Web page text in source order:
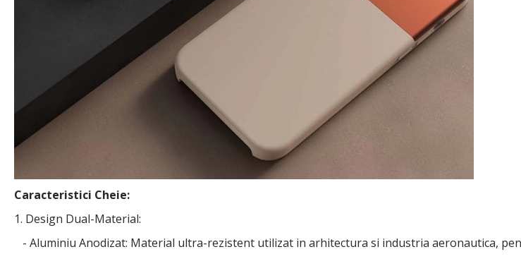
Caracteristici Cheie:
1. Design Dual-Material:
- Aluminiu Anodizat: Material ultra-rezistent utilizat in arhitectura si industria aeronautica,